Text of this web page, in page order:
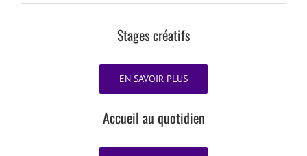
Stages créatifs
EN SAVOIR PLUS
Accueil au quotidien